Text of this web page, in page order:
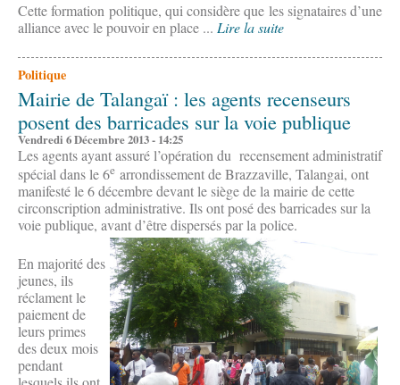
Cette formation politique, qui considère que les signataires d’une
alliance avec le pouvoir en place ... Lire la suite
Politique
Mairie de Talangaï : les agents recenseurs
posent des barricades sur la voie publique
Vendredi 6 Décembre 2013 - 14:25
Les agents ayant assuré l’opération du recensement administratif
spécial dans le 6e arrondissement de Brazzaville, Talangai, ont
manifesté le 6 décembre devant le siège de la mairie de cette
circonscription administrative. Ils ont posé des barricades sur la
voie publique, avant d’être dispersés par la police.
En majorité des
jeunes, ils
réclament le
paiement de
leurs primes
des deux mois
pendant